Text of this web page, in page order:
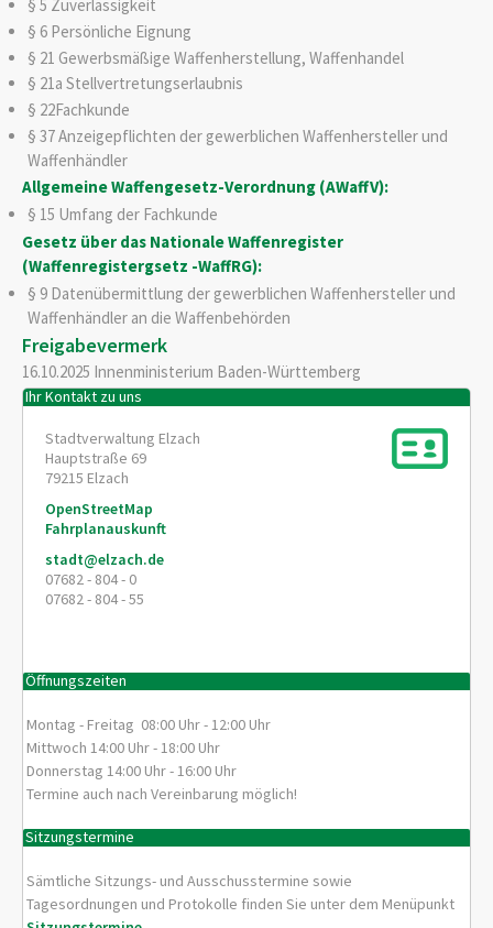
§ 5 Zuverlässigkeit
§ 6 Persönliche Eignung
§ 21 Gewerbsmäßige Waffenherstellung, Waffenhandel
§ 21a Stellvertretungserlaubnis
§ 22Fachkunde
§ 37 Anzeigepflichten der gewerblichen Waffenhersteller und
Waffenhändler
Allgemeine Waffengesetz-Verordnung (AWaffV):
§ 15 Umfang der Fachkunde
Gesetz über das Nationale Waffenregister
(Waffenregistergsetz -WaffRG):
§ 9 Datenübermittlung der gewerblichen Waffenhersteller und
Waffenhändler an die Waffenbehörden
Freigabevermerk
16.10.2025 Innenministerium Baden-Württemberg
Ihr Kontakt zu uns
Stadtverwaltung Elzach
Hauptstraße 69
79215 Elzach
OpenStreetMap
Fahrplanauskunft
stadt@elzach.de
07682 - 804 - 0
07682 - 804 - 55
Öffnungszeiten
Montag - Freitag 08:00 Uhr - 12:00 Uhr
Mittwoch 14:00 Uhr - 18:00 Uhr
Donnerstag 14:00 Uhr - 16:00 Uhr
Termine auch nach Vereinbarung möglich!
Sitzungstermine
Sämtliche Sitzungs- und Ausschusstermine sowie
Tagesordnungen und Protokolle finden Sie unter dem Menüpunkt